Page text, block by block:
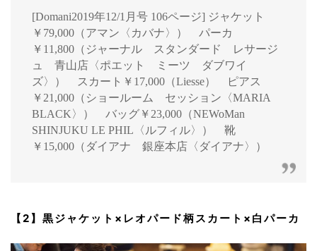
[Domani2019年12/1月号 106ページ] ジャケット
￥79,000（アマン〈カバナ〉） パーカ
￥11,800（ジャーナル スタンダード レサージ
ュ 青山店〈ポエット ミーツ ダブワイ
ズ〉） スカート￥17,000（Liesse） ピアス
￥21,000（ショールーム セッション〈MARIA
BLACK〉） バッグ￥23,000（NEWoMan
SHINJUKU LE PHIL〈ルフィル〉） 靴
￥15,000（ダイアナ 銀座本店〈ダイアナ〉）
【2】黒ジャケット×レオパード柄スカート×白パーカ